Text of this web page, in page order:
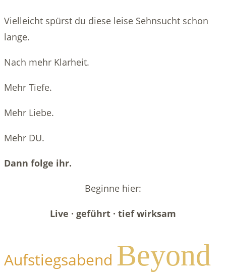
Vielleicht spürst du diese leise Sehnsucht schon
lange.
Nach mehr Klarheit.
Mehr Tiefe.
Mehr Liebe.
Mehr DU.
Dann folge ihr.
Beginne hier:
Live · geführt · tief wirksam
Aufstiegsabend Beyond